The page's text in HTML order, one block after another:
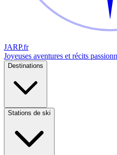
JARP.fr
Joyeuses aventures et récits
Destinations
Stations de ski